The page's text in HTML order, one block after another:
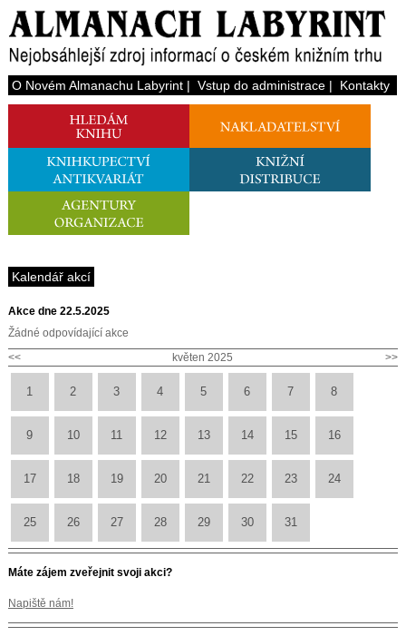
O Novém Almanachu Labyrint| Vstup do administrace| Kontakty
Kalendář akcí
Akce dne 22.5.2025
Žádné odpovídající akce
<<
>>
květen 2025
1 2 3 4 5 6 7 8
9 10 11 12 13 14 15 16
17 18 19 20 21 22 23 24
25 26 27 28 29 30 31
Máte zájem zveřejnit svoji akci?
Napiště nám!